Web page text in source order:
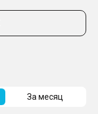
За месяц